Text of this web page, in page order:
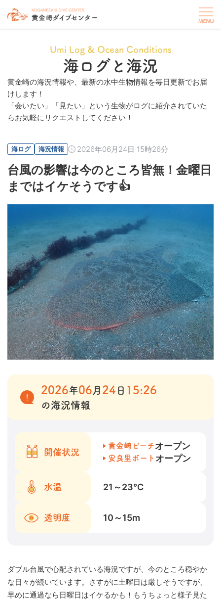
Umi Log & Ocean Conditions
海ログと海況
黄金崎の海況情報や、最新の水中生物情報を毎日更新でお届
けします！
「会いたい」「見たい」という生物がログに紹介されていた
らお気軽にリクエストしてください！
海ログ 海況情報 2026年06月24日 15時26分
台風の影響は今のところ皆無！金曜日
まではイケそうです👍
2026年06 月 24 日 15:26
の海況情報
開催状況
黄金崎ビーチオープン
安良里ボート オープン
水温 21～23℃
透明度 10～15m
ダブル台風で心配されている海況ですが、今のところ穏やか
な日々が続いています。さすがに土曜日は厳しそうですが、
早めに通過なら日曜日はイケるかも！もうちょっと様子見た